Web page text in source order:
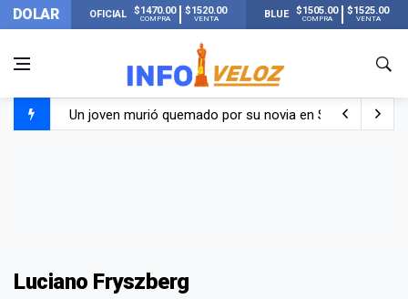
DOLAR OFICIAL $1470.00
COMPRA
$1520.00
VENTA BLUE $1505.00
COMPRA
$1525.00
VENTA
Un joven murió quemado por su novia en San Luis:
Luciano Fryszberg